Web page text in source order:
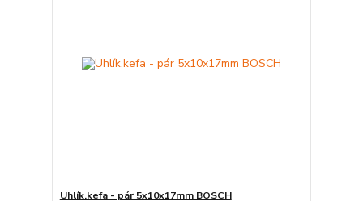
Uhlík.kefa - pár 5x10x17mm BOSCH